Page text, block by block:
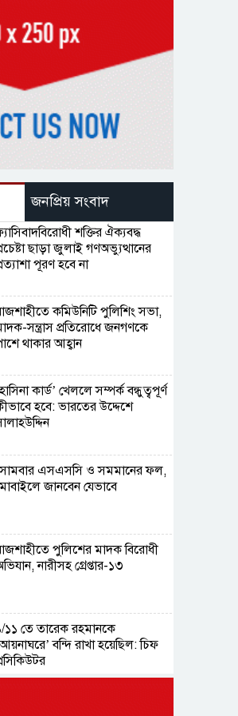
জনপ্রিয় সংবাদ
শক্তির ঐক্যবদ্ধ
ছাড়া জুলাই গণঅভ্যুত্থানের
পূরণ হবে না
কমিউনিটি পুলিশিং সভা,
সন্ত্রাস প্রতিরোধে জনগণকে
থাকার আহ্বান
কার্ড’ খেললে সম্পর্ক বন্ধুত্বপূর্ণ
হবে: ভারতের উদ্দেশে
এসএসসি ও সমমানের ফল,
জানবেন যেভাবে
পুলিশের মাদক বিরোধী
নারীসহ গ্রেপ্তার-১৩
১১ তে তারেক রহমানকে
বন্দি রাখা হয়েছিল: চিফ